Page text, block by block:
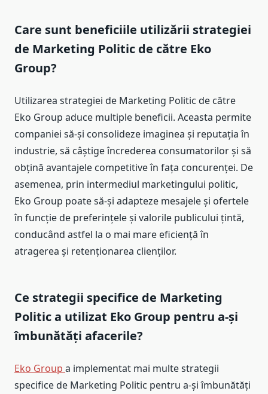
Care sunt beneficiile utilizării strategiei
de Marketing Politic de către Eko
Group?
Utilizarea strategiei de Marketing Politic de către
Eko Group aduce multiple beneficii. Aceasta permite
companiei să-și consolideze imaginea și reputația în
industrie, să câștige încrederea consumatorilor și să
obțină avantajele competitive în fața concurenței. De
asemenea, prin intermediul marketingului politic,
Eko Group poate să-și adapteze mesajele și ofertele
în funcție de preferințele și valorile publicului țintă,
conducând astfel la o mai mare eficiență în
atragerea și retenționarea clienților.
Ce strategii specifice de Marketing
Politic a utilizat Eko Group pentru a-și
îmbunătăți afacerile?
Eko Group a implementat mai multe strategii
specifice de Marketing Politic pentru a-și îmbunătăți